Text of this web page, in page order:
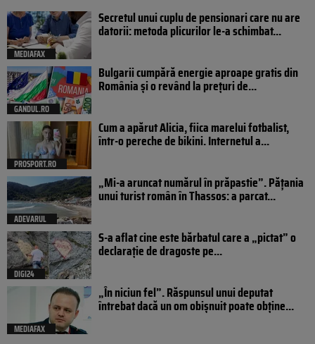
MEDIAFAX
Secretul unui cuplu de pensionari care nu are
datorii: metoda plicurilor le-a schimbat...
GANDUL.RO
Bulgarii cumpără energie aproape gratis din
România și o revând la prețuri de...
PROSPORT.RO
Cum a apărut Alicia, fiica marelui fotbalist,
într-o pereche de bikini. Internetul a...
ADEVARUL
„Mi-a aruncat numărul în prăpastie”. Pățania
unui turist român în Thassos: a parcat...
DIGI24
S-a aflat cine este bărbatul care a „pictat” o
declarație de dragoste pe...
MEDIAFAX
„În niciun fel”. Răspunsul unui deputat
întrebat dacă un om obișnuit poate obține...